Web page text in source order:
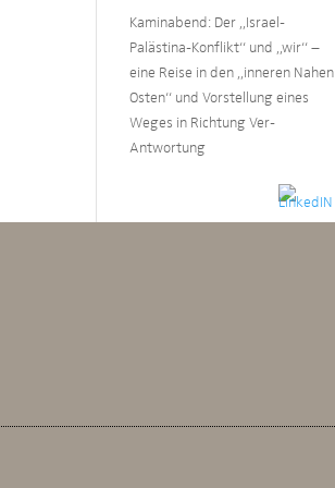
Kaminabend: Der „Israel-
Palästina-Konflikt“ und „wir“ –
eine Reise in den „inneren Nahen
Osten“ und Vorstellung eines
Weges in Richtung Ver-
Antwortung